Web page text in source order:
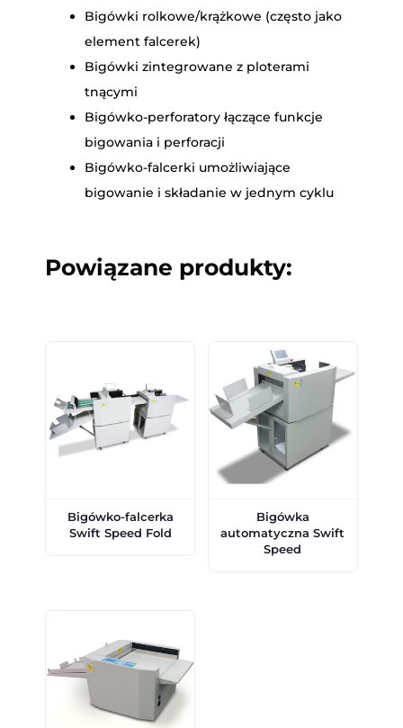
Bigówki rolkowe/krążkowe (często jako
element falcerek)
Bigówki zintegrowane z ploterami
tnącymi
Bigówko-perforatory łączące funkcje
bigowania i perforacji
Bigówko-falcerki umożliwiające
bigowanie i składanie w jednym cyklu
Powiązane produkty:
Bigówko-falcerka
Swift Speed Fold
Bigówka
automatyczna Swift
Speed